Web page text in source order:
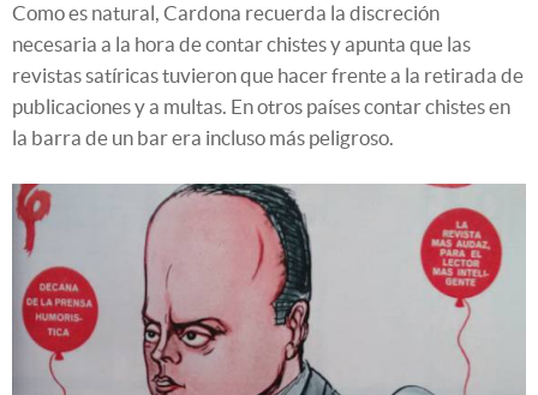
Como es natural, Cardona recuerda la discreción
necesaria a la hora de contar chistes y apunta que las
revistas satíricas tuvieron que hacer frente a la retirada de
publicaciones y a multas. En otros países contar chistes en
la barra de un bar era incluso más peligroso.